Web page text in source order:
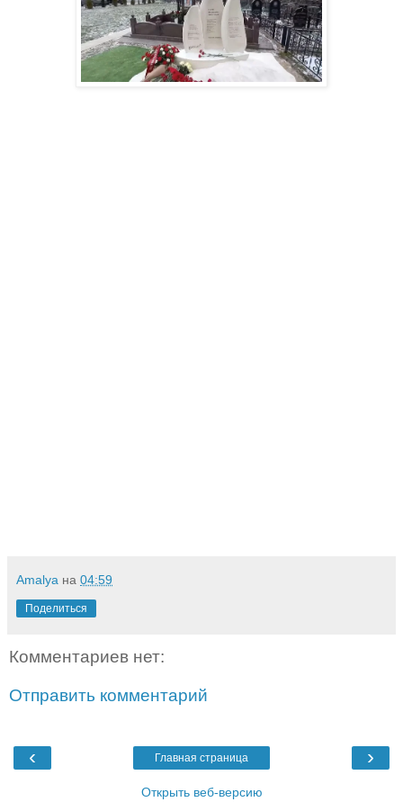
Amalya на 04:59
Поделиться
Комментариев нет:
Отправить комментарий
‹ ›
Главная страница
Открыть веб-версию